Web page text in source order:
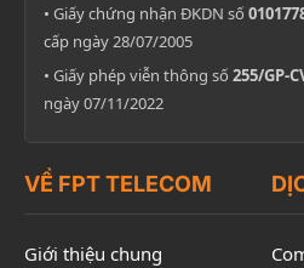
• Giấy chứng nhận ĐKDN số
cấp ngày 28/07/2005
• Giấy phép viễn thông số 255/GP-
ngày 07/11/2022
VỀ FPT TELECOM
Giới thiệu chung